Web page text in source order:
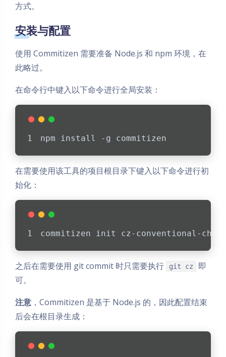
方式。
安装与配置
使用 Commitizen 需要准备 Node.js 和 npm 环境，在
此略过。
在命令行中键入以下命令进行全局安装：
npm install -g commitizen
在需要使用该工具的项目根目录下键入以下命令进行初
始化：
commitizen init cz-conventional-
之后在需要使用 git commit 时只需要执行 git cz
即
可。
注意 ，Commitizen 是基于 Node.js 的，因此配置结束
后会在根目录生成：